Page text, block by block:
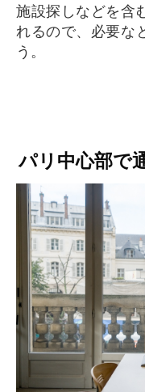
施設探しなどを含
れるので、必要な
う。
パリ中心部